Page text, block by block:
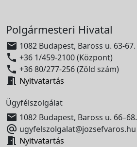
Polgármesteri Hivatal
 1082 Budapest, Baross u. 63-67.
 +36 1/459-2100 (Központ)
 +36 80/277-256 (Zöld szám)
 Nyitvatartás
Ügyfélszolgálat
 1082 Budapest, Baross u. 66–68.
 ugyfelszolgalat@jozsefvaros.hu
 Nyitvatartás